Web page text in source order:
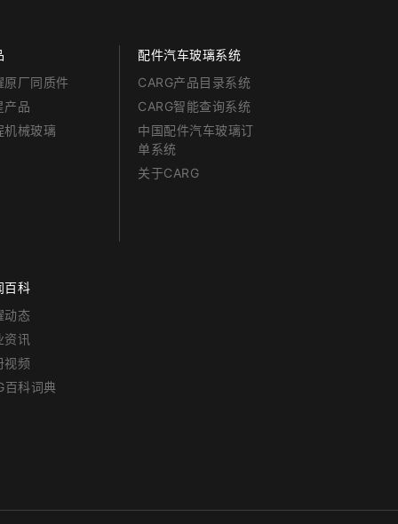
原厂同质件
产品
机械玻璃
配件汽车玻璃系统
CARG产品目录系统
CARG智能查询系统
中国配件汽车玻璃订
单系统
关于CARG
百科
动态
资讯
视频
百科词典